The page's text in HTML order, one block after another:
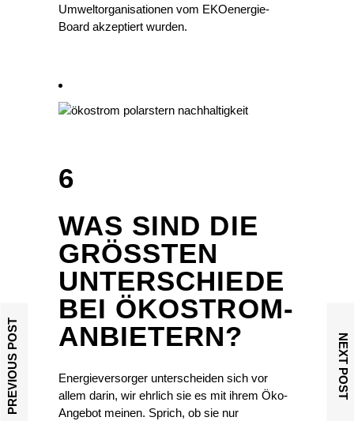
Umweltorganisationen vom EKOenergie-
Board akzeptiert wurden.
6
WAS SIND DIE
GRÖSSTEN U
NTERSCHIEDE B
EI ÖKOSTROM-A
NBIETERN?
Energieversorger unterscheiden sich vor
allem darin, wir ehrlich sie es mit ihrem Öko-
Angebot meinen. Sprich, ob sie nur
PREVIOUS POST NEXT POST